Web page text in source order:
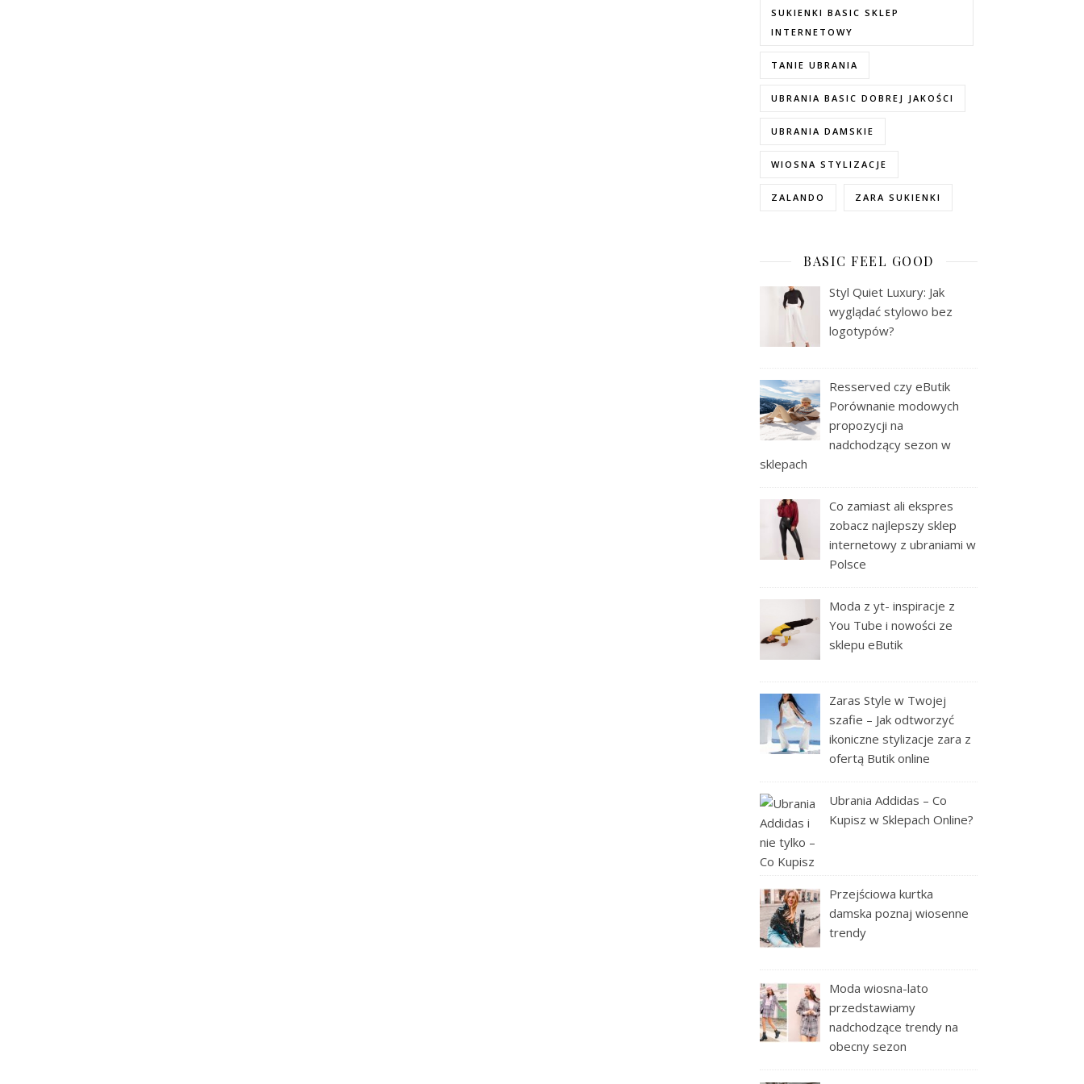
SUKIENKI BASIC SKLEP
INTERNETOWY
TANIE UBRANIA
UBRANIA BASIC DOBREJ JAKOŚCI
UBRANIA DAMSKIE
WIOSNA STYLIZACJE
ZALANDO ZARA SUKIENKI
BASIC FEEL GOOD
Styl Quiet Luxury: Jak
wyglądać stylowo bez
logotypów?
Resserved czy eButik
Porównanie modowych
propozycji na
nadchodzący sezon w
sklepach
Co zamiast ali ekspres
zobacz najlepszy sklep
internetowy z ubraniami w
Polsce
Moda z yt- inspiracje z
You Tube i nowości ze
sklepu eButik
Zaras Style w Twojej
szafie – Jak odtworzyć
ikoniczne stylizacje zara z
ofertą Butik online
Ubrania Addidas – Co
Kupisz w Sklepach Online?
Przejściowa kurtka
damska poznaj wiosenne
trendy
Moda wiosna-lato
przedstawiamy
nadchodzące trendy na
obecny sezon